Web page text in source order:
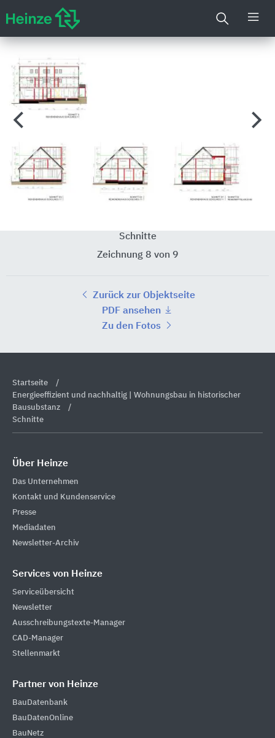
Schnitte
Zeichnung 8 von 9
Zurück zur Objektseite
PDF ansehen
Zu den Fotos
Startseite
Energieeffizient und nachhaltig | Wohnungsbau in historischer
Bausubstanz
Schnitte
Über Heinze
Das Unternehmen
Kontakt und Kundenservice
Presse
Mediadaten
Newsletter-Archiv
Services von Heinze
Serviceübersicht
Newsletter
Ausschreibungstexte-Manager
CAD-Manager
Stellenmarkt
Partner von Heinze
BauDatenbank
BauDatenOnline
BauNetz